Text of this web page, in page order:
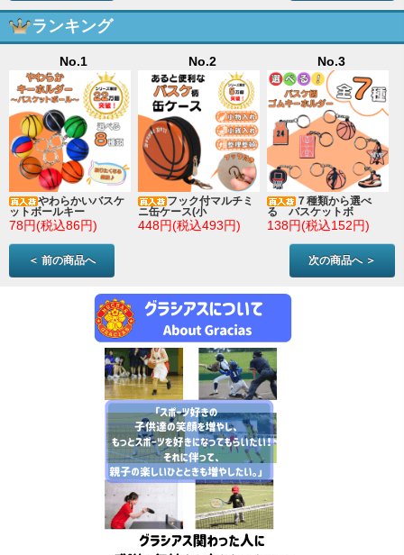
ランキング
No.1
やわらかいバスケ
ットボールキー
78円(税込86円)
No.2
フック付マルチミ
ニ缶ケース(小
448円(税込493円)
No.3
７種類から選べ
る バスケットボ
138円(税込152円)
＜ 前の商品へ 次の商品へ ＞